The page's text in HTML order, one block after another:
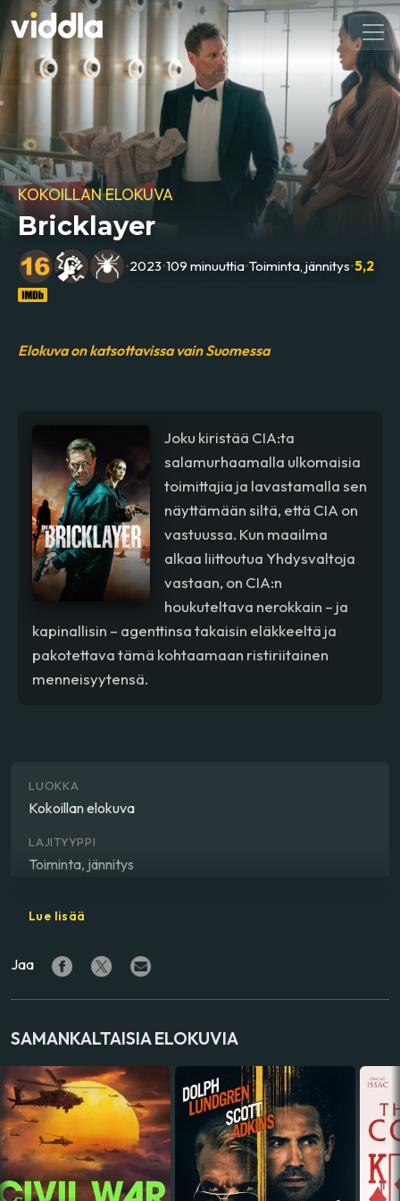
KOKOILLAN ELOKUVA
Bricklayer
•2023•109 minuuttia•Toiminta, jännitys•5,2
Elokuva on katsottavissa vain Suomessa
Joku kiristää CIA:ta
salamurhaamalla ulkomaisia
toimittajia ja lavastamalla sen
näyttämään siltä, että CIA on
vastuussa. Kun maailma
alkaa liittoutua Yhdysvaltoja
vastaan, on CIA:n
houkuteltava nerokkain – ja
kapinallisin – agenttinsa takaisin eläkkeeltä ja
pakotettava tämä kohtaamaan ristiriitainen
menneisyytensä.
LUOKKA
Kokoillan elokuva
LAJITYYPPI
Toiminta, jännitys
Renny Harlin
NÄYTTELIJÄ
Kreikka,Romania,Yhdysvallat
ÄÄNIRAIDAT
englanti
Lue lisää
Jaa
SAMANKALTAISIA ELOKUVIA